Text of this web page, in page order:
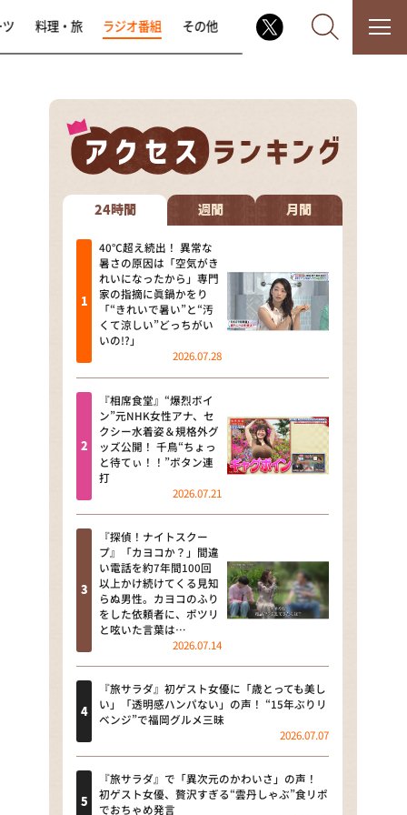
なるみ・岡村の過ぎるTV
相席食堂
これ余談なんですけど・・・
～人生密着トークバラエティ！
～ やすとものいたって真剣です
探偵！ナイトスクープ
news おかえり
河合＆A.B.C-Z塚田×福井アナ
「なんでやねん！？」（news お
かえり）
DAIGOも台所 ～きょうの献立 何
にする？～
本日はダイアンなり！シーズン２
朝だ！生です旅サラダ
教えて！ニュースライブ 正義の
ミカタ
ＬＩＦＥ～夢のカタチ～
新婚さんいらっしゃい！
ザキ山小屋本館
料理・旅 ラジオ番組 その他
24時間 週間 月間
40℃超え続出！ 異常な
暑さの原因は「空気がき
れいになったから」専門
家の指摘に眞鍋かをり
「“きれいで暑い”と“汚
くて涼しい”どっちがい
いの!?」
2026.07.28
『相席食堂』“爆烈ボイ
ン”元NHK女性アナ、セ
クシー水着姿＆規格外グ
ッズ公開！ 千鳥“ちょっ
と待てぃ！！”ボタン連
打
2026.07.21
『探偵！ナイトスクー
プ』「カヨコか？」間違
い電話を約7年間100回
以上かけ続けてくる見知
らぬ男性。カヨコのふり
をした依頼者に、ポツリ
と呟いた言葉は…
2026.07.14
『旅サラダ』初ゲスト女優に「歳とっても美し
い」「透明感ハンパない」の声！ “15年ぶりリ
ベンジ”で福岡グルメ三昧
2026.07.07
『旅サラダ』で「異次元のかわいさ」の声！
初ゲスト女優、贅沢すぎる“雲丹しゃぶ”食リポ
でおちゃめ発言